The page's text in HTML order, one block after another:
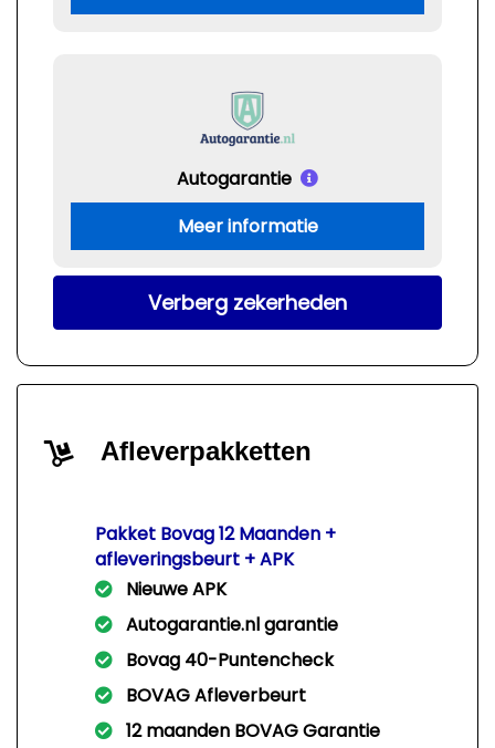
Autogarantie
Meer informatie
Verberg zekerheden
Afleverpakketten
Pakket Bovag 12 Maanden +
afleveringsbeurt + APK
Nieuwe APK
Autogarantie.nl garantie
Bovag 40-Puntencheck
BOVAG Afleverbeurt
12 maanden BOVAG Garantie